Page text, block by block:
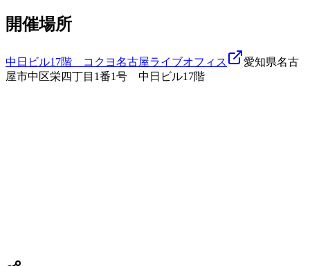
開催場所
中日ビル17階 コクヨ名古屋ライブオフィス
愛知県名古
屋市中区栄四丁目1番1号 中日ビル17階